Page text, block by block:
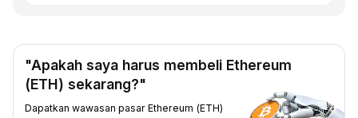
"Apakah saya harus membeli Ethereum
(ETH) sekarang?"
Dapatkan wawasan pasar Ethereum (ETH)